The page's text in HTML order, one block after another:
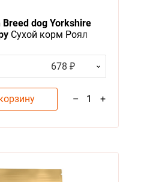
Breed dog Yorkshire
Сухой корм Роял
Терьер в возрасте
678 ₽
– 1 +